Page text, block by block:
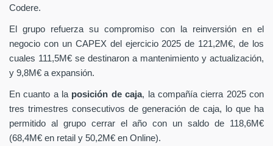
Codere.
El grupo refuerza su compromiso con la reinversión en el
negocio con un CAPEX del ejercicio 2025 de 121,2M€, de los
cuales 111,5M€ se destinaron a mantenimiento y actualización,
y 9,8M€ a expansión.
En cuanto a la posición de caja, la compañía cierra 2025 con
tres trimestres consecutivos de generación de caja, lo que ha
permitido al grupo cerrar el año con un saldo de 118,6M€
(68,4M€ en retail y 50,2M€ en Online).